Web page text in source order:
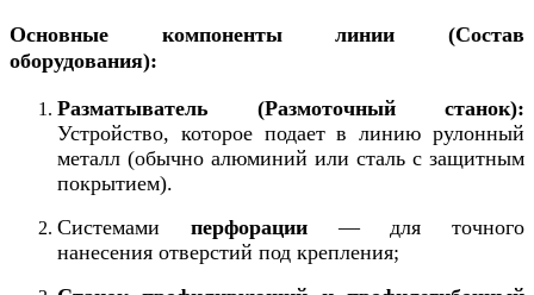
Основные компоненты линии (Состав
оборудования):
Разматыватель (Размоточный станок):
Устройство, которое подает в линию рулонный
металл (обычно алюминий или сталь с защитным
покрытием).
Системами перфорации— для точного
нанесения отверстий под крепления;